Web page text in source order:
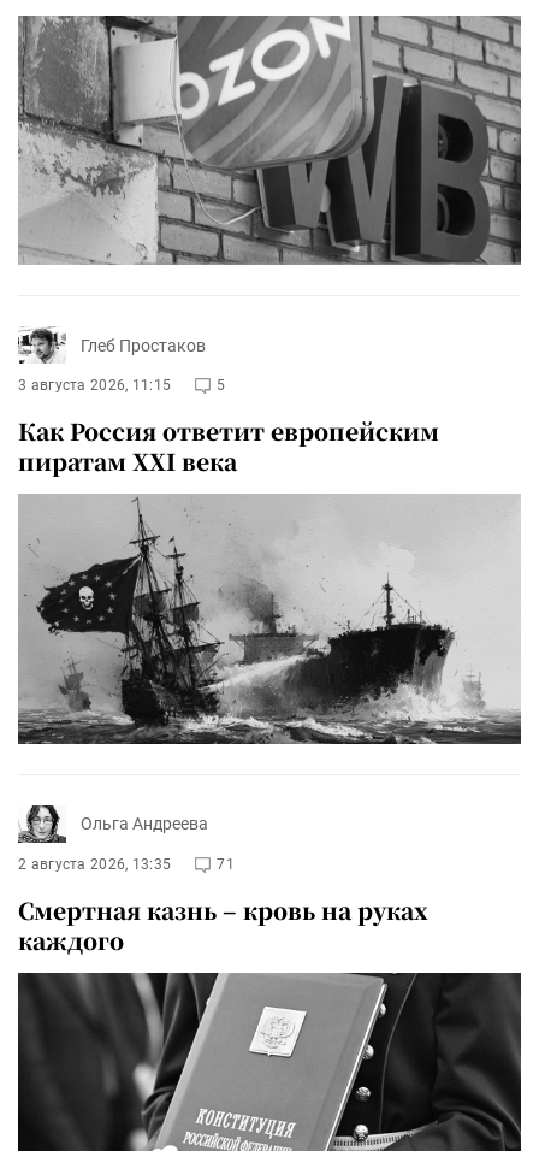
Глеб Простаков
3 августа 2026, 11:15 5
Как Россия ответит европейским
пиратам XXI века
Ольга Андреева
2 августа 2026, 13:35 71
Смертная казнь – кровь на руках
каждого